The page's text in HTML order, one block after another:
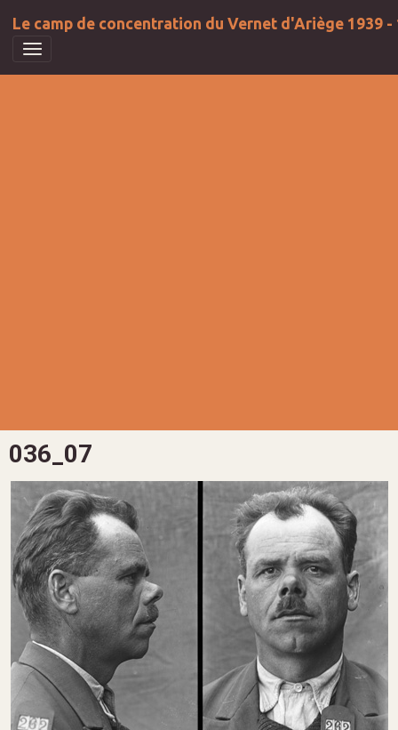
Le camp de concentration du Vernet d'Ariège 1939 -
036_07